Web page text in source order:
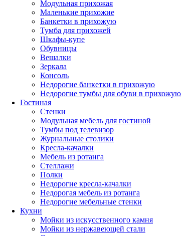
Модульная прихожая
Маленькие прихожие
Банкетки в прихожую
Тумба для прихожей
Шкафы-купе
Обувницы
Вешалки
Зеркала
Консоль
Недорогие банкетки в прихожую
Недорогие тумбы для обуви в прихожую
Гостиная
Стенки
Модульная мебель для гостиной
Тумбы под телевизор
Журнальные столики
Кресла-качалки
Мебель из ротанга
Стеллажи
Полки
Недорогие кресла-качалки
Недорогая мебель из ротанга
Недорогие мебельные стенки
Кухни
Мойки из искусственного камня
Мойки из нержавеющей стали